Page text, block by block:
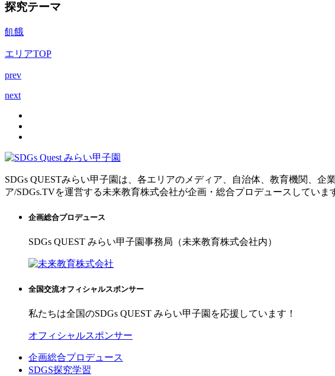
探究テーマ
飢餓
エリアTOP
prev
next
SDGs QUESTみらい甲子園は、各エリアのメディア、自治体、教育機関、
ア/SDGs.TVを運営する未来教育株式会社が企画・総合プロデュースしていま
企画総合プロデュース
SDGs QUEST みらい甲子園事務局（未来教育株式会社内）
全国交流オフィシャルスポンサー
私たちは全国のSDGs QUEST みらい甲子園を応援しています！
オフィシャルスポンサー
企画総合プロデュース
SDGS探究学習